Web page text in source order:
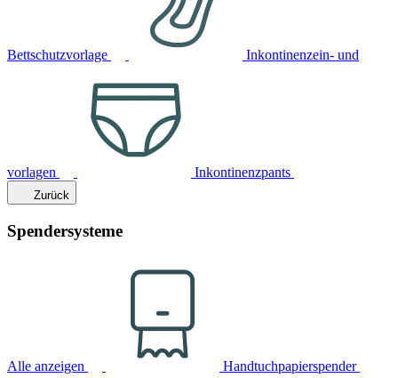
Bettschutzvorlage Inkontinenzein- und
vorlagen Inkontinenzpants
Zurück
Spendersysteme
Alle anzeigen Handtuchpapierspender